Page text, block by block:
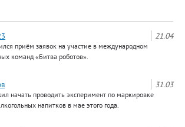
21.04
приём заявок на участие в международном
команд «Битва роботов».
31.03
начать проводить эксперимент по маркировке
напитков в мае этого года.